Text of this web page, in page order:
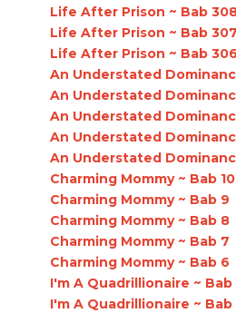
Life After Prison ~ Bab
Life After Prison ~ Bab 307
Life After Prison ~ Bab 306
An Understated
An Understated
An Understated
An Understated
An Understated
Charming Mommy ~ Bab 10
Charming Mommy ~ Bab 9
Charming Mommy ~ Bab 8
Charming Mommy ~ Bab 7
Charming Mommy ~ Bab 6
I'm A Quadrillionaire ~ Bab
I'm A Quadrillionaire ~